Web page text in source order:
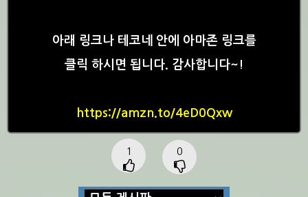
아래 링크나 테코네 안에 아마존 링크를
클릭 하시면 됩니다. 감사합니다~!
https://amzn.to/4eD0Qxw
1 0